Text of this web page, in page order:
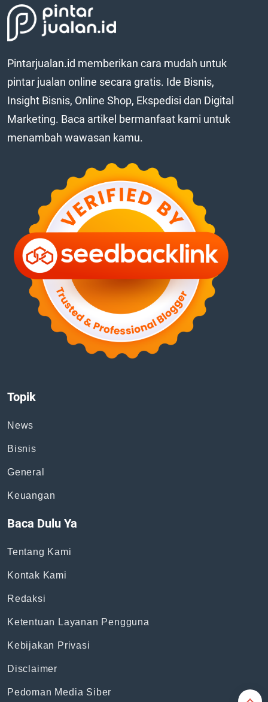
Pintarjualan.id memberikan cara mudah untuk
pintar jualan online secara gratis. Ide Bisnis,
Insight Bisnis, Online Shop, Ekspedisi dan Digital
Marketing. Baca artikel bermanfaat kami untuk
menambah wawasan kamu.
Topik
News
Bisnis
General
Keuangan
Baca Dulu Ya
Tentang Kami
Kontak Kami
Redaksi
Ketentuan Layanan Pengguna
Kebijakan Privasi
Disclaimer
Pedoman Media Siber